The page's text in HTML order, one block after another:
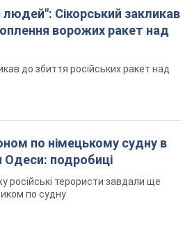
людей": Сікорський закликав
ворожих ракет над
до збиття російських ракет над
по німецькому судну в
Одеси: подробиці
російські терористи завдали ще
по судну